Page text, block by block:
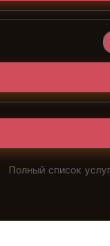
Полный список